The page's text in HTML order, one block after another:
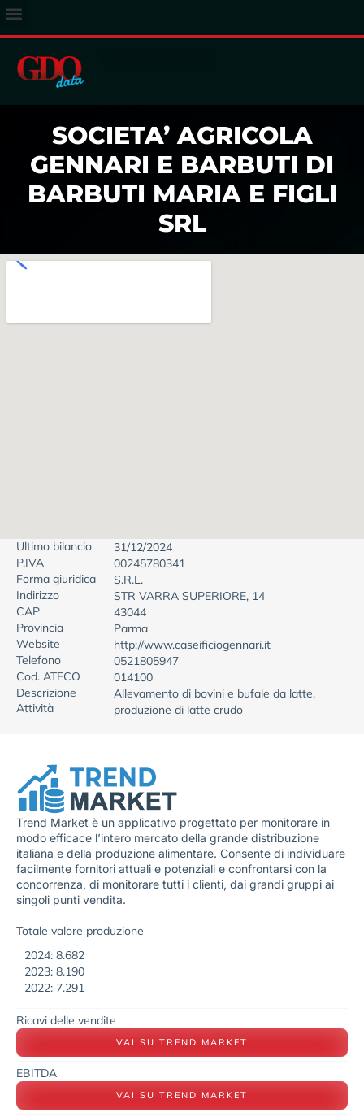
SOCIETA’ AGRICOLA
GENNARI E BARBUTI DI
BARBUTI MARIA E FIGLI
SRL
Ultimo bilancio
31/12/2024
P.IVA
00245780341
Forma giuridica
S.R.L.
Indirizzo
STR VARRA SUPERIORE, 14
CAP
43044
Provincia
Parma
Website
http://www.caseificiogennari.it
Telefono
0521805947
Cod. ATECO
014100
Descrizione
Attività
Allevamento di bovini e bufale da latte,
produzione di latte crudo
Trend Market è un applicativo progettato per monitorare in
modo efficace l’intero mercato della grande distribuzione
italiana e della produzione alimentare. Consente di individuare
facilmente fornitori attuali e potenziali e confrontarsi con la
concorrenza, di monitorare tutti i clienti, dai grandi gruppi ai
singoli punti vendita.
Totale valore produzione
2024: 8.682
2023: 8.190
2022: 7.291
Ricavi delle vendite
VAI SU TREND MARKET
EBITDA
VAI SU TREND MARKET